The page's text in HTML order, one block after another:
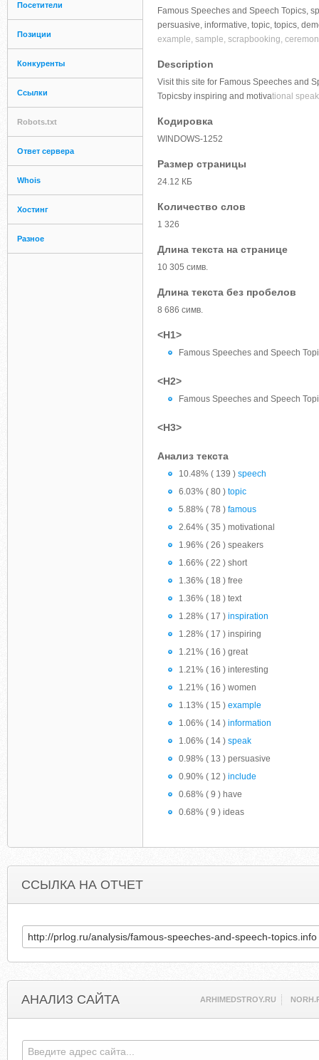
Посетители
Позиции
Конкуренты
Ссылки
Robots.txt
Ответ сервера
Whois
Хостинг
Разное
Famous Speeches and Speech Topics,
persuasive, informative, topic, topics,
example, sample, scrapbooking,
Description
Visit this site for Famous Speeches and
Topicsby inspiring and motivational
Кодировка
WINDOWS-1252
Размер страницы
24.12 КБ
Количество слов
1 326
Длина текста на странице
10 305 симв.
Длина текста без пробелов
8 686 симв.
<H1>
Famous Speeches and Speech
<H2>
Famous Speeches and Speech
<H3>
Анализ текста
10.48% ( 139 ) speech
6.03% ( 80 ) topic
5.88% ( 78 ) famous
2.64% ( 35 ) motivational
1.96% ( 26 ) speakers
1.66% ( 22 ) short
1.36% ( 18 ) free
1.36% ( 18 ) text
1.28% ( 17 ) inspiration
1.28% ( 17 ) inspiring
1.21% ( 16 ) great
1.21% ( 16 ) interesting
1.21% ( 16 ) women
1.13% ( 15 ) example
1.06% ( 14 ) information
1.06% ( 14 ) speak
0.98% ( 13 ) persuasive
0.90% ( 12 ) include
0.68% ( 9 ) have
0.68% ( 9 ) ideas
ССЫЛКА НА ОТЧЕТ
АНАЛИЗ САЙТА ARHIMEDSTROY.RU